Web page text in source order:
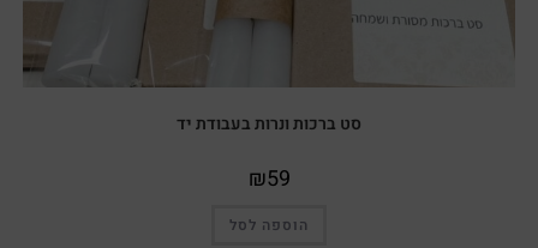
סט ברכות ונרות בעבודת יד
₪59
הוספה לסל